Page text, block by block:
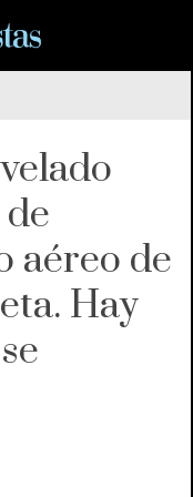
aéreo de
Hay